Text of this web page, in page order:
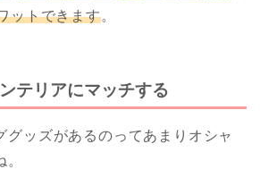
ットできます。
テリアにマッチする
グッズがあるのってあまりオシャ